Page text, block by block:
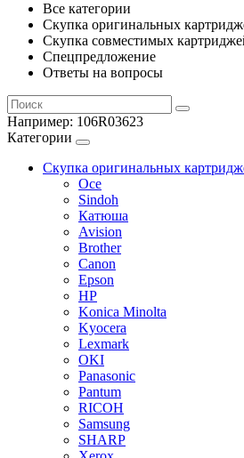
Все категории
Скупка оригинальных
Скупка совместимых
Спецпредложение
Ответы на вопросы
Например: 106R03623
Категории
Скупка оригинальных
Oce
Sindoh
Катюша
Avision
Brother
Canon
Epson
HP
Konica Minolta
Kyocera
Lexmark
OKI
Panasonic
Pantum
RICOH
Samsung
SHARP